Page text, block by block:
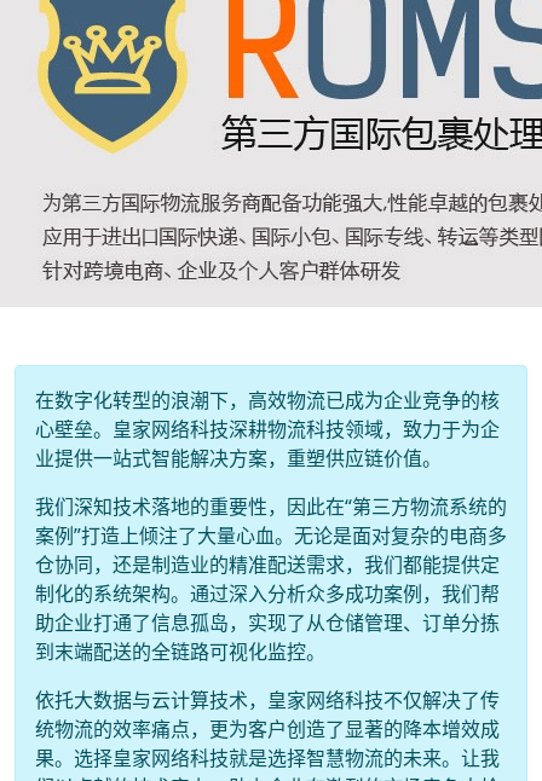
在数字化转型的浪潮下，高效物流已成为企业竞争的核
心壁垒。皇家网络科技深耕物流科技领域，致力于为企
业提供一站式智能解决方案，重塑供应链价值。
我们深知技术落地的重要性，因此在“第三方物流系统的
案例”打造上倾注了大量心血。无论是面对复杂的电商多
仓协同，还是制造业的精准配送需求，我们都能提供定
制化的系统架构。通过深入分析众多成功案例，我们帮
助企业打通了信息孤岛，实现了从仓储管理、订单分拣
到末端配送的全链路可视化监控。
依托大数据与云计算技术，皇家网络科技不仅解决了传
统物流的效率痛点，更为客户创造了显著的降本增效成
果。选择皇家网络科技就是选择智慧物流的未来。让我